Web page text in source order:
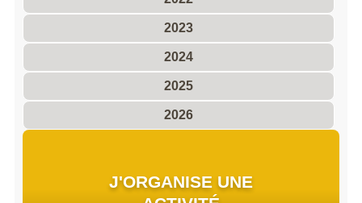
2023
2024
2025
2026
J'ORGANISE UNE